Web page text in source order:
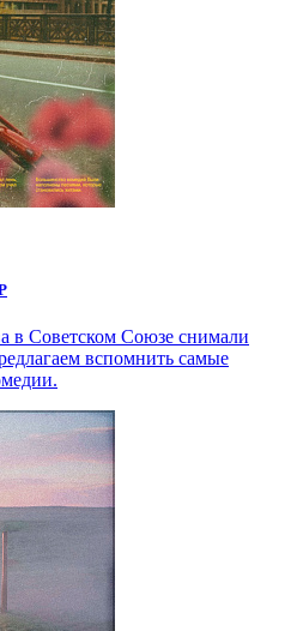
в Советском Союзе снимали
вспомнить самые